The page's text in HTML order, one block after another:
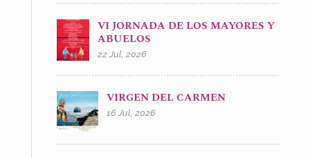
VI JORNADA DE LOS MAYORES Y
ABUELOS
22 Jul, 2026
VIRGEN DEL CARMEN
16 Jul, 2026